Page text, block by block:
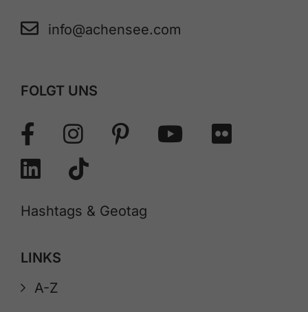
info@achensee.com
FOLGT UNS
Hashtags & Geotag
LINKS
A-Z